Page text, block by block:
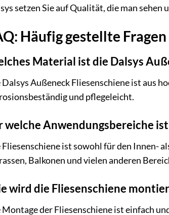
setzen Sie auf Qualität, die man sehen
Häufig gestellte
Material ist die Dalsys
Dalsys Außeneck Fliesenschiene ist aus
und pflegeleicht.
welche Anwendungsbereiche
Fliesenschiene ist sowohl für den Innen-
Balkonen und vielen anderen
wird die Fliesenschiene
Montage der Fliesenschiene ist einfach